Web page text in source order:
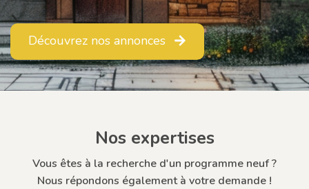
Découvrez nos annonces
Nos expertises
Vous êtes à la recherche d'un programme neuf ?
Nous répondons également à votre demande !